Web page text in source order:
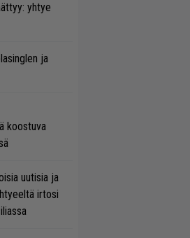
yhtye
ja
koostuva
uutisia ja
irtosi